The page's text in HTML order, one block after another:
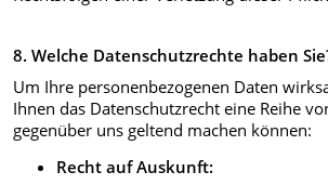
8. Welche Datenschutzrechte haben
Um Ihre personenbezogenen Daten
Ihnen das Datenschutzrecht eine Reihe
gegenüber uns geltend machen können:
Recht auf Auskunft: